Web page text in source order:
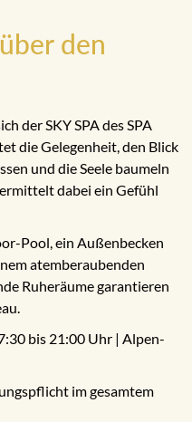
den
der SKY SPA des SPA
die Gelegenheit, den Blick
und die Seele baumeln
dabei ein Gefühl
Pool, ein Außenbecken
atemberaubenden
Ruheräume garantieren
bis 21:00 Uhr | Alpen-
im gesamtem